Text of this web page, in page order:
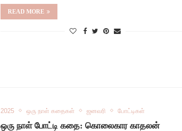
READ MORE
2025 ஒரு நாள் கதைகள் ஜனவரி போட்டிகள்
ஒரு நாள் போட்டி கதை: கொலைகார காதலன்